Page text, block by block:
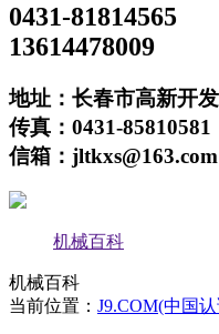
0431-81814565
13614478009
地址：长春市高新开
传真：0431-85810581
信箱：jltkxs@163.com
机械百科
机械百科
当前位置： J9.COM(中国